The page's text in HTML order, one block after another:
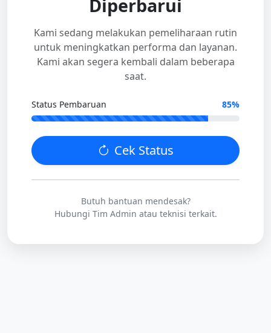
Diperbarui
Kami sedang melakukan pemeliharaan rutin
untuk meningkatkan performa dan layanan.
Kami akan segera kembali dalam beberapa
saat.
Status Pembaruan 85%
Cek Status
Butuh bantuan mendesak?
Hubungi Tim Admin atau teknisi terkait.